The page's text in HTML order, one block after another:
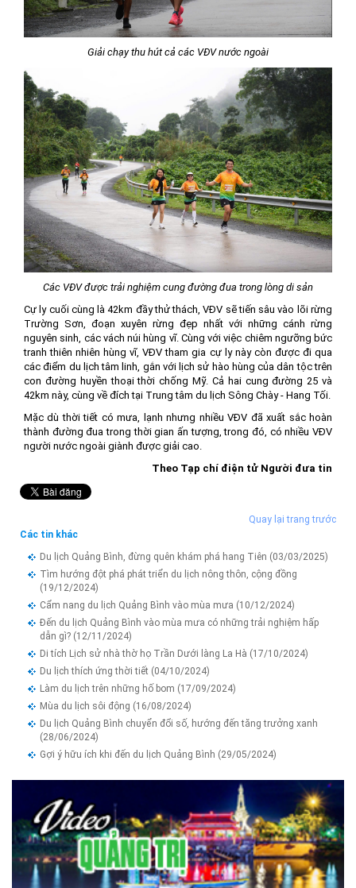
Giải chạy thu hút cả các VĐV nước ngoài
Các VĐV được trải nghiệm cung đường đua trong lòng di sản
Cự ly cuối cùng là 42km đầy thử thách, VĐV sẽ tiến sâu vào lõi rừng
Trường Sơn, đoạn xuyên rừng đẹp nhất với những cánh rừng
nguyên sinh, các vách núi hùng vĩ. Cùng với việc chiêm ngưỡng bức
tranh thiên nhiên hùng vĩ, VĐV tham gia cự ly này còn được đi qua
các điểm du lịch tâm linh, gắn với lịch sử hào hùng của dân tộc trên
con đường huyền thoại thời chống Mỹ. Cả hai cung đường 25 và
42km này, cùng về đích tại Trung tâm du lịch Sông Chày - Hang Tối.
Mặc dù thời tiết có mưa, lạnh nhưng nhiều VĐV đã xuất sắc hoàn
thành đường đua trong thời gian ấn tượng, trong đó, có nhiều VĐV
người nước ngoài giành được giải cao.
Theo Tạp chí điện tử Người đưa tin
Quay lại trang trước
Các tin khác
Du lịch Quảng Bình, đừng quên khám phá hang Tiên (03/03/2025)
Tìm hướng đột phá phát triển du lịch nông thôn, cộng đồng
(19/12/2024)
Cẩm nang du lịch Quảng Bình vào mùa mưa (10/12/2024)
Đến du lịch Quảng Bình vào mùa mưa có những trải nghiệm hấp
dẫn gì? (12/11/2024)
Di tích Lịch sử nhà thờ họ Trần Dưới làng La Hà (17/10/2024)
Du lịch thích ứng thời tiết (04/10/2024)
Làm du lịch trên những hố bom (17/09/2024)
Mùa du lịch sôi động (16/08/2024)
Du lịch Quảng Bình chuyển đổi số, hướng đến tăng trưởng xanh
(28/06/2024)
Gợi ý hữu ích khi đến du lịch Quảng Bình (29/05/2024)